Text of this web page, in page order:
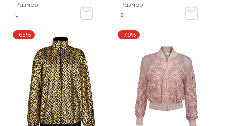
Размер
L
Размер
S
-65% -70%